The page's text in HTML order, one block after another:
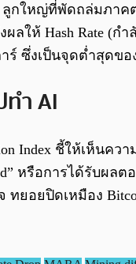
กใหญ่ที่พัดถล่มภา
ลให้ Hash Rate (
ร์ ซึ่งเป็นจุดต่ำสุดขอ
ทำ AI
Index ชี้ให้เห็
หรือการได้รั
ทยอยปิดเหมือง